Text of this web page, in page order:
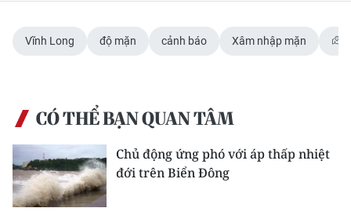
TIN MỚI
Trung du và miền núi phía Bắc
Đồng bằng sông Hồng
Bắc Trung Bộ
Vĩnh Long độ mặn cảnh báo Xâm nhập mặn
CÓ THỂ BẠN QUAN TÂM
Chủ động ứng phó với áp thấp nhiệt
đới trên Biển Đông